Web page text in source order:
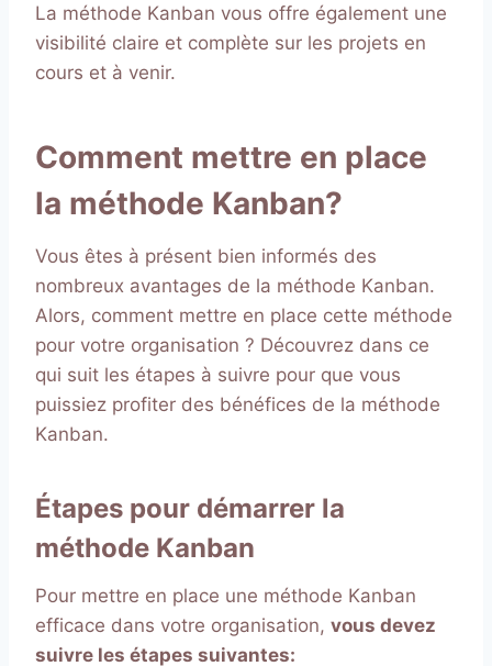
La méthode Kanban vous offre également une
visibilité claire et complète sur les projets en
cours et à venir.
Comment mettre en place
la méthode Kanban?
Vous êtes à présent bien informés des
nombreux avantages de la méthode Kanban.
Alors, comment mettre en place cette méthode
pour votre organisation ? Découvrez dans ce
qui suit les étapes à suivre pour que vous
puissiez profiter des bénéfices de la méthode
Kanban.
Étapes pour démarrer la
méthode Kanban
Pour mettre en place une méthode Kanban
efficace dans votre organisation, vous devez
suivre les étapes suivantes: